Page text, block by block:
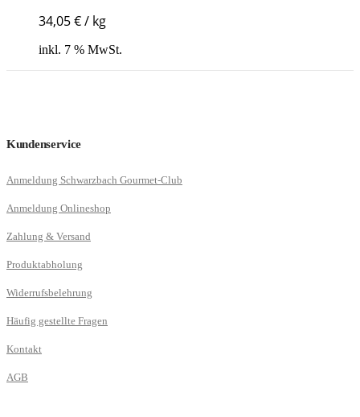
34,05€/ kg
inkl. 7 % MwSt.
Kundenservice
Anmeldung Schwarzbach Gourmet-Club
Anmeldung Onlineshop
Zahlung & Versand
Produktabholung
Widerrufsbelehrung
Häufig gestellte Fragen
Kontakt
AGB